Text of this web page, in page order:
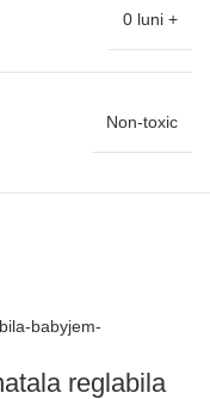
0 luni +
Non-toxic
reglabila